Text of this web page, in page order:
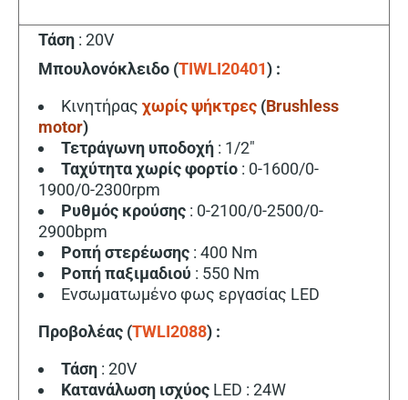
Τάση : 20V
Μπουλονόκλειδο (TIWLI20401) :
Κινητήρας χωρίς ψήκτρες (Brushless
motor)
Τετράγωνη υποδοχή : 1/2″
Ταχύτητα χωρίς φορτίο : 0-1600/0-
1900/0-2300rpm
Ρυθμός κρούσης : 0-2100/0-2500/0-
2900bpm
Ροπή στερέωσης : 400 Nm
Ροπή παξιμαδιού : 550 Nm
Ενσωματωμένο φως εργασίας LED
Προβολέας (TWLI2088) :
Τάση : 20V
Κατανάλωση ισχύος LED : 24W